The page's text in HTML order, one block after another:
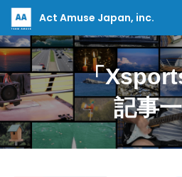
Act Amuse Japan, inc.
「
記事